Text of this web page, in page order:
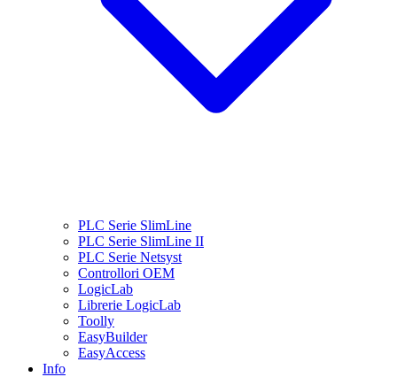
PLC Serie SlimLine
PLC Serie SlimLine II
PLC Serie Netsyst
Controllori OEM
LogicLab
Librerie LogicLab
Toolly
EasyBuilder
EasyAccess
Info